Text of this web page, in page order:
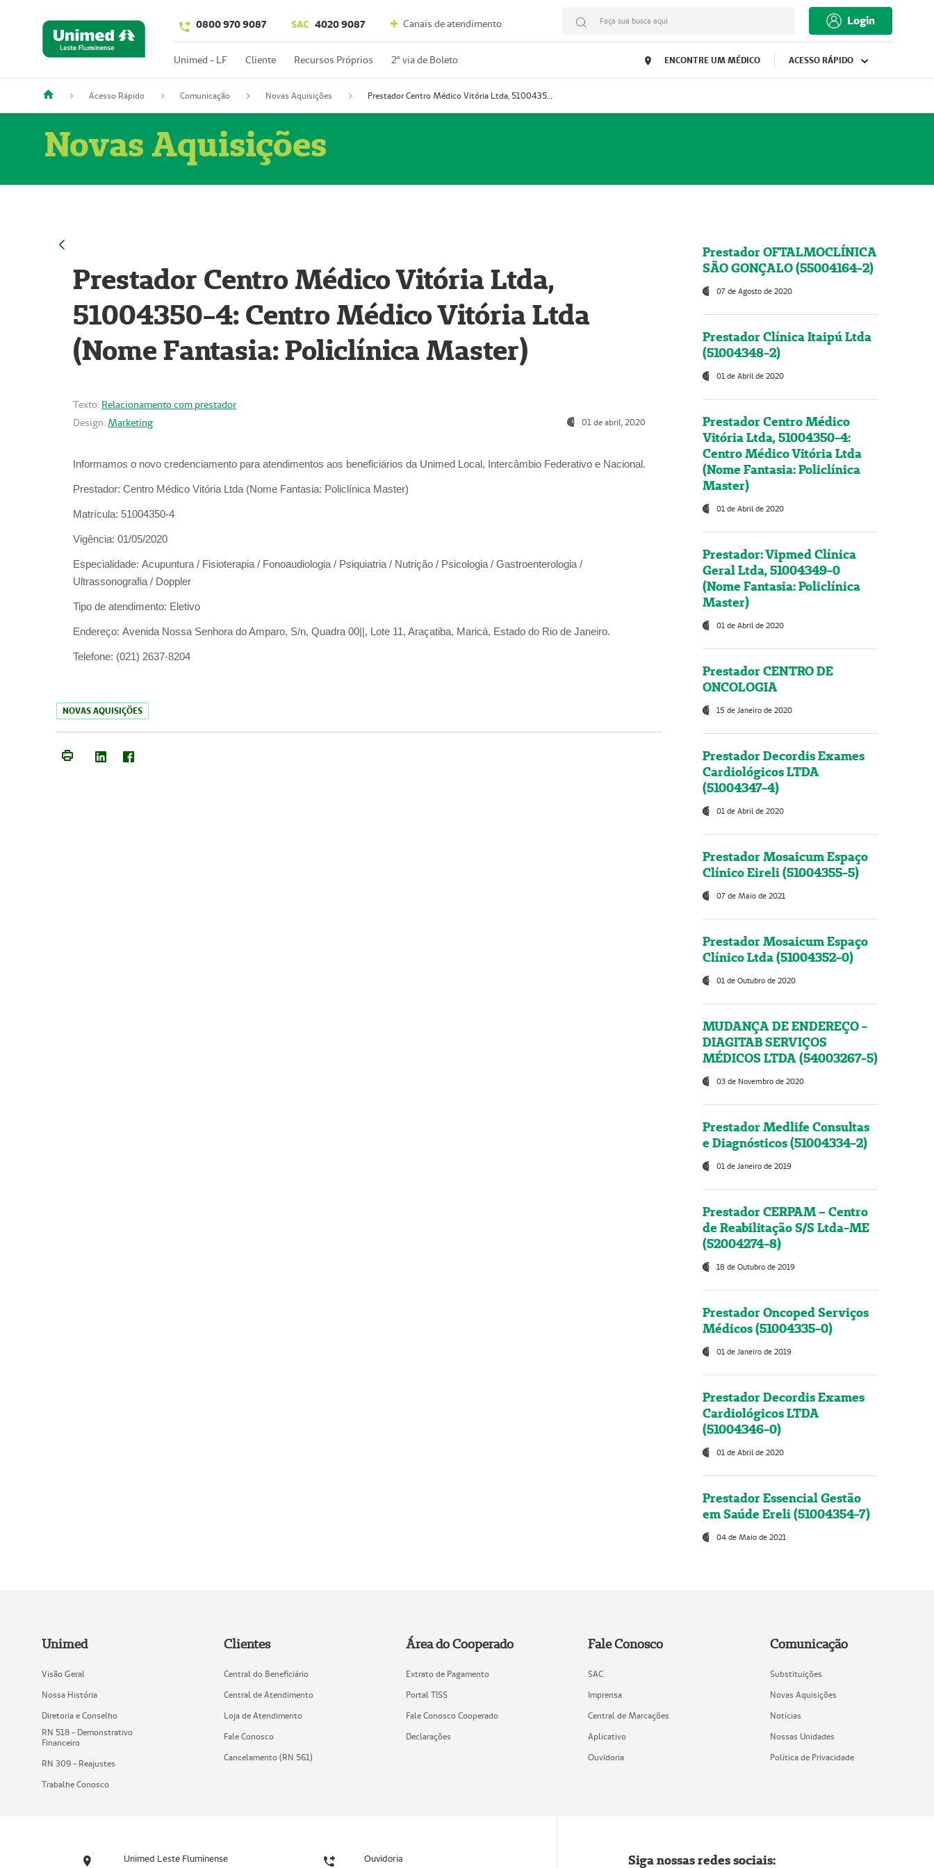
0800 970 9087 SAC 4020 9087 Canais de atendimento Faça sua busca aqui Login
Unimed - LF Cliente Recursos Próprios 2º via de Boleto ENCONTRE UM MÉDICO ACESSO RÁPIDO
Acesso Rápido Comunicação Novas Aquisições Prestador Centro Médico Vitória Ltda, 51004350-4: Centro Médico Vitória Ltda (Nome Fantasia: Policlínica Master)
Novas Aquisições
Prestador Centro Médico Vitória Ltda,
51004350-4: Centro Médico Vitória Ltda
(Nome Fantasia: Policlínica Master)
Texto: Relacionamento com prestador
Design: Marketing 01 de abril, 2020
Informamos o novo credenciamento para atendimentos aos beneficiários da Unimed Local, Intercâmbio Federativo e Nacional.
Prestador: Centro Médico Vitória Ltda (Nome Fantasia: Policlínica Master)
Matrícula: 51004350-4
Vigência: 01/05/2020
Especialidade: Acupuntura / Fisioterapia / Fonoaudiologia / Psiquiatria / Nutrição / Psicologia / Gastroenterologia /
Ultrassonografia / Doppler
Tipo de atendimento: Eletivo
Endereço: Avenida Nossa Senhora do Amparo, S/n, Quadra 00||, Lote 11, Araçatiba, Maricá, Estado do Rio de Janeiro.
Telefone: (021) 2637-8204
NOVAS AQUISIÇÕES
Prestador OFTALMOCLÍNICA
SÃO GONÇALO (55004164-2)
07 de Agosto de 2020
Prestador Clínica Itaipú Ltda
(51004348-2)
01 de Abril de 2020
Prestador Centro Médico
Vitória Ltda, 51004350-4:
Centro Médico Vitória Ltda
(Nome Fantasia: Policlínica
Master)
01 de Abril de 2020
Prestador: Vipmed Clínica
Geral Ltda, 51004349-0
(Nome Fantasia: Policlínica
Master)
01 de Abril de 2020
Prestador CENTRO DE
ONCOLOGIA
15 de Janeiro de 2020
Prestador Decordis Exames
Cardiológicos LTDA
(51004347-4)
01 de Abril de 2020
Prestador Mosaicum Espaço
Clínico Eireli (51004355-5)
07 de Maio de 2021
Prestador Mosaicum Espaço
Clínico Ltda (51004352-0)
01 de Outubro de 2020
MUDANÇA DE ENDEREÇO -
DIAGITAB SERVIÇOS
MÉDICOS LTDA (54003267-5)
03 de Novembro de 2020
Prestador Medlife Consultas
e Diagnósticos (51004334-2)
01 de Janeiro de 2019
Prestador CERPAM – Centro
de Reabilitação S/S Ltda-ME
(52004274-8)
18 de Outubro de 2019
Prestador Oncoped Serviços
Médicos (51004335-0)
01 de Janeiro de 2019
Prestador Decordis Exames
Cardiológicos LTDA
(51004346-0)
01 de Abril de 2020
Prestador Essencial Gestão
em Saúde Ereli (51004354-7)
04 de Maio de 2021
Unimed
Visão Geral
Nossa História
Diretoria e Conselho
RN 518 - Demonstrativo
Financeiro
RN 309 - Reajustes
Trabalhe Conosco
Clientes
Central do Beneficiário
Central de Atendimento
Loja de Atendimento
Fale Conosco
Cancelamento (RN 561)
Área do Cooperado
Extrato de Pagamento
Portal TISS
Fale Conosco Cooperado
Declarações
Fale Conosco
SAC
Imprensa
Central de Marcações
Aplicativo
Ouvidoria
Comunicação
Substituições
Novas Aquisições
Notícias
Nossas Unidades
Política de Privacidade
Unimed Leste Fluminense Ouvidoria Siga nossas redes sociais: